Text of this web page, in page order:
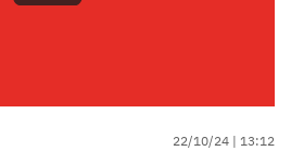
22/10/24 | 13:12